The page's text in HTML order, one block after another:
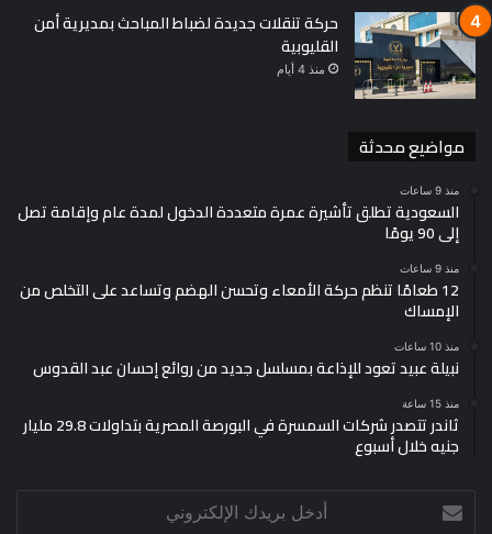
حركة تنقلات جديدة لضباط المباحث بمديرية أمن
القليوبية
منذ 4 أيام
مواضيع محدثة
منذ 9 ساعات
السعودية تطلق تأشيرة عمرة متعددة الدخول لمدة عام وإقامة تصل
إلى 90 يومًا
منذ 9 ساعات
12 طعامًا تنظم حركة الأمعاء وتحسن الهضم وتساعد على التخلص من
الإمساك
منذ 10 ساعات
نبيلة عبيد تعود للإذاعة بمسلسل جديد من روائع إحسان عبد القدوس
منذ 15 ساعة
ثاندر تتصدر شركات السمسرة في البورصة المصرية بتداولات 29.8 مليار
جنيه خلال أسبوع
بريدك